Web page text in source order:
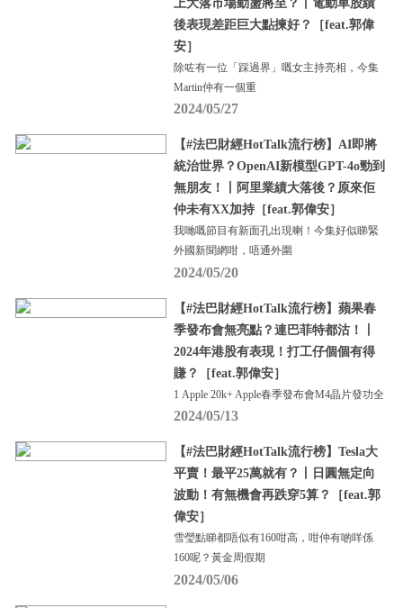
上大落市場動盪將至？丨電動車股績
後表現差距巨大點揀好？［feat.郭偉
安］
除咗有一位「踩過界」嘅女主持亮相，今集
Martin仲有一個重
2024/05/27
【#法巴財經HotTalk流行榜】AI即將
統治世界？OpenAI新模型GPT-4o勁到
無朋友！丨阿里業績大落後？原來佢
仲未有XX加持［feat.郭偉安］
我哋嘅節目有新面孔出現喇！今集好似睇緊
外國新聞網咁，唔通外圍
2024/05/20
【#法巴財經HotTalk流行榜】蘋果春
季發布會無亮點？連巴菲特都沽！丨
2024年港股有表現！打工仔個個有得
賺？［feat.郭偉安］
1 Apple 20k+ Apple春季發布會M4晶片發功全
2024/05/13
【#法巴財經HotTalk流行榜】Tesla大
平賣！最平25萬就有？丨日圓無定向
波動！有無機會再跌穿5算？［feat.郭
偉安］
雪瑩點睇都唔似有160咁高，咁仲有啲咩係
160呢？黃金周假期
2024/05/06